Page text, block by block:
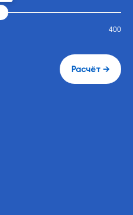
400
Расчёт →